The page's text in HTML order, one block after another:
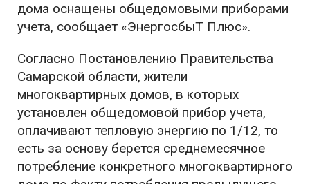
дома оснащены общедомовыми приборами
учета, сообщает «ЭнергосбыТ Плюс».
Согласно Постановлению Правительства
Самарской области, жители
многоквартирных домов, в которых
установлен общедомовой прибор учета,
оплачивают тепловую энергию по 1/12, то
есть за основу берется среднемесячное
потребление конкретного многоквартирного